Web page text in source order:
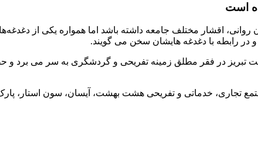
است
اقشار مختلف جامعه داشته باشد اما همواره یکی از
رابطه با دغدغه هایشان سخن می گویند.
تبریز در فقر مطلق زمینه تفریحی و گردشگری به سر می برد و
تجاری، خدماتی و تفریحی هشت بهشت، آیسان، سون استار،